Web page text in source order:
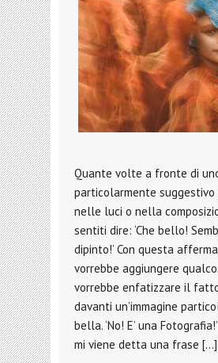
Quante volte a fronte di
particolarmente suggestivo
nelle luci o nella
sentiti dire: ‘Che bello!
dipinto!’ Con questa
vorrebbe aggiungere
vorrebbe enfatizzare il
davanti un’immagine
bella. ‘No! E’ una
mi viene detta una frase […]